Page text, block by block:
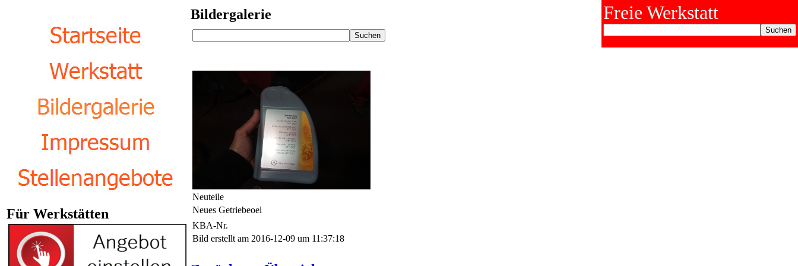
Freie Werkstatt
Für Werkstätten
Bildergalerie
Neuteile
Neues Getriebeoel
KBA-Nr.
Bild erstellt am 2016-12-09 um 11:37:18